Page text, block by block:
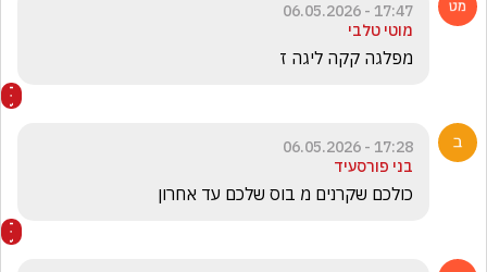
17:47 - 06.05.2026
מוטי טלבי
מפלגה קקה ליגה ז
17:28 - 06.05.2026
בני פורסעיד
כולכם שקרנים מ בוס שלכם עד אחרון